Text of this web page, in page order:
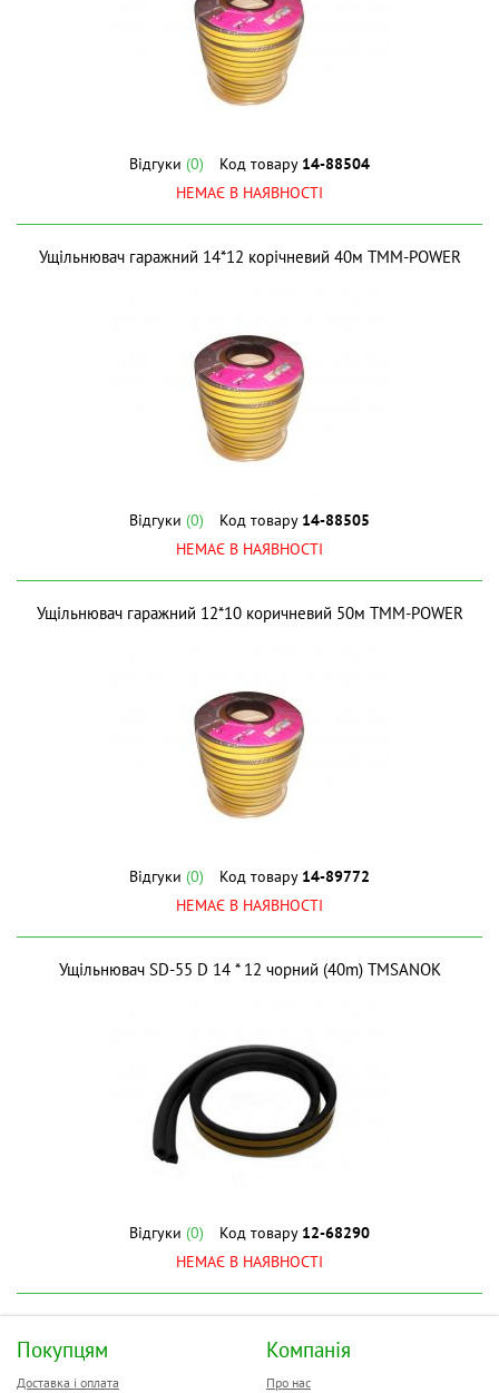
Відгуки (0) Код товару 14-88504
НЕМАЄ В НАЯВНОСТІ
Ущiльнювач гаражний 14*12 корічневий 40м ТМM-POWER
Відгуки (0) Код товару 14-88505
НЕМАЄ В НАЯВНОСТІ
Ущiльнювач гаражний 12*10 коричневий 50м ТМM-POWER
Відгуки (0) Код товару 14-89772
НЕМАЄ В НАЯВНОСТІ
Ущільнювач SD-55 D 14 * 12 чорний (40m) ТМSANOK
Відгуки (0) Код товару 12-68290
НЕМАЄ В НАЯВНОСТІ
Покупцям
Доставка і оплата
Компанія
Про нас